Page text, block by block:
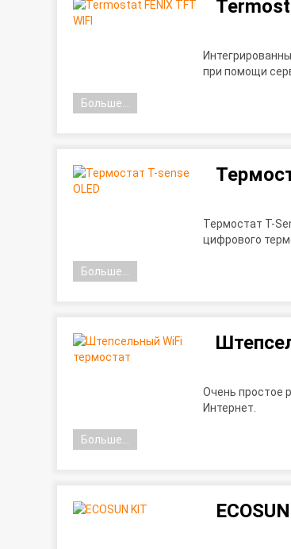
при помощи
Больше...
Термостат T-
цифрового
Больше...
Очень простое
Интернет.
Больше...